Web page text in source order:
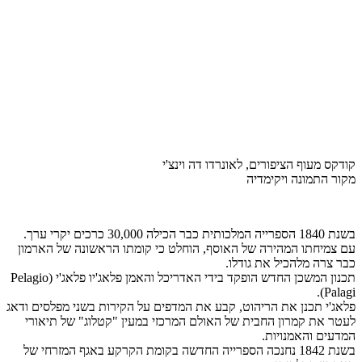
קודקס מעוף הציפורים, לאונרדו דה וינצ'י
מקור התמונה ויקימדיה
בשנת 1840 הספרייה המלכותית כבר הכילה 30,000 כרכים יקרי ערך.
עם צמיחתו המהירה של האוסף, הוחלט כי קומתו הראשונה של הארמון
כבר צרה מלהכיל את גודלו.
תכנון המשכן החדש הופקד בידי האדריכל והאמן פלאג'יו פלאג'י (Pelagio
Palagi).
פלאג'י תכנן את הריהוט, קבע את המדפים על הקירות בשני מפלסים ודאג
לעטר את קמרון החבית של האולם המרכזי במעין "קטלוג" של תיאורי
המדעים והאמנויות.
בשנת 1842 נחנכה הספרייה החדשה בקומת הקרקע באגף המזרחי של